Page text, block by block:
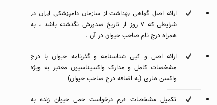
ارائه اصل گواهی بهداشت از سازمان دامپزشکی ایران در
شرایطی که ۷ روز از تاریخ صدورش نگذشته باشد ، به
همراه درج نام صاحب حیوان در آن .
ارائه اصل و کپی شناسنامه و گذرنامه حیوان با درج
مشخصات کامل و مدارک واکسیناسیون معتبر به ویژه
واکسن هاری (به اضافه درج صاحب حیوان)
تکمیل مشخصات فرم درخواست حمل حیوان زنده به